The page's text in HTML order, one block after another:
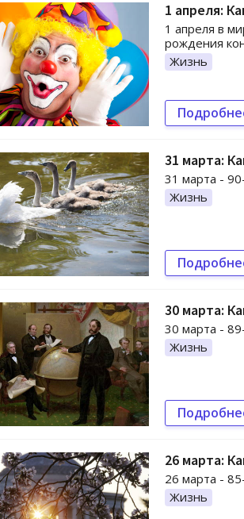
1 апреля:
1 апреля в
рождения
Жизнь
31 марта:
31 марта -
Жизнь
30 марта:
30 марта -
Жизнь
26 марта:
26 марта -
Жизнь